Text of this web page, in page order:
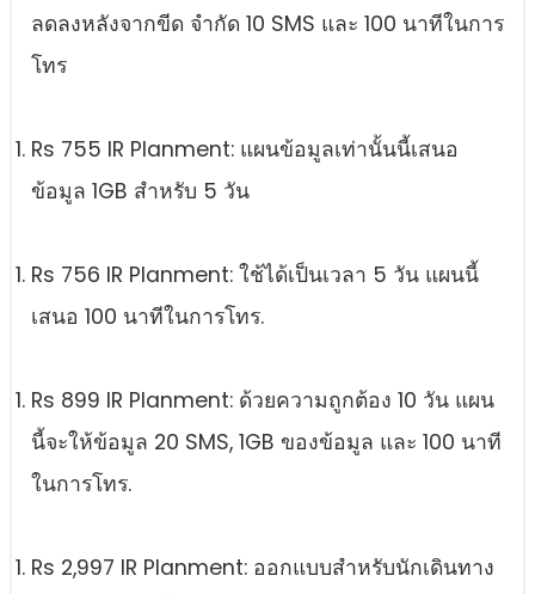
ลดลงหลังจากขีด จํากัด 10 SMS และ 100 นาทีในการ
โทร
Rs 755 IR Planment: แผนข้อมูลเท่านั้นนี้เสนอ
ข้อมูล 1GB สําหรับ 5 วัน
Rs 756 IR Planment: ใช้ได้เป็นเวลา 5 วัน แผนนี้
เสนอ 100 นาทีในการโทร.
Rs 899 IR Planment: ด้วยความถูกต้อง 10 วัน แผน
นี้จะให้ข้อมูล 20 SMS, 1GB ของข้อมูล และ 100 นาที
ในการโทร.
Rs 2,997 IR Planment: ออกแบบสําหรับนักเดินทาง